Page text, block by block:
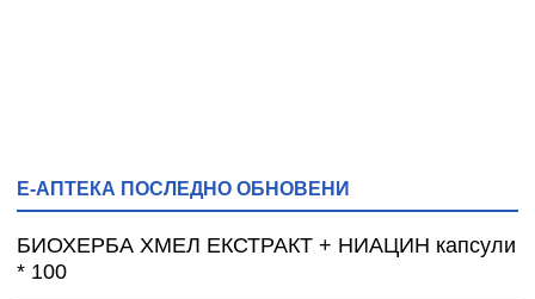
Е-АПТЕКА ПОСЛЕДНО ОБНОВЕНИ
БИОХЕРБА ХМЕЛ ЕКСТРАКТ + НИАЦИН капсули
* 100